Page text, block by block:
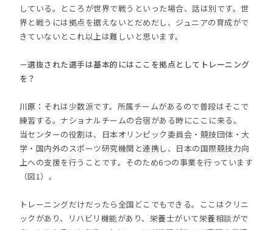
している。ところが世界で戦うといった場合、話は別です。世
界と戦うには拠点を据えないとだめだし、ジュニアの育成がで
きていないとこれ以上は難しいと思います。
－選抜された選手は基本的にはここを拠点としてトレーニング
を？
川原： それは少数派です。所属チームがあるので普段はそこで
練習する。ナショナルチームの合宿がある時にここに来る。
当センターの役割は、日本オリンピック委員会・競技団体・大
学・国内外のスポーツ研究機関と連携し、日本の国際競技力向
上への支援を行うことです。そのため6つの事業を行っています
（図1）。
トレーニングだけだったら全国どこでもできる。ここはクリニ
ックがあり、リハビリ機能があり、栄養士がいて栄養相談がで